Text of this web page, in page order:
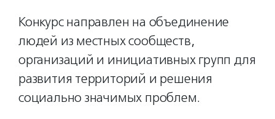
Конкурс направлен на объединение
людей из местных сообществ,
организаций и инициативных групп для
развития территорий и решения
социально значимых проблем.